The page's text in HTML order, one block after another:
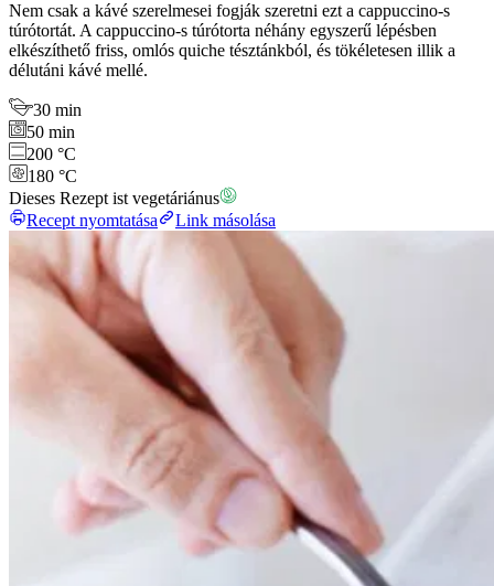
Nem csak a kávé szerelmesei fogják szeretni ezt a cappuccino-s
túrótortát. A cappuccino-s túrótorta néhány egyszerű lépésben
elkészíthető friss, omlós quiche tésztánkból, és tökéletesen illik a
délutáni kávé mellé.
30 min
50 min
200 °C
180 °C
Dieses Rezept ist vegetáriánus
Recept nyomtatása
Link másolása